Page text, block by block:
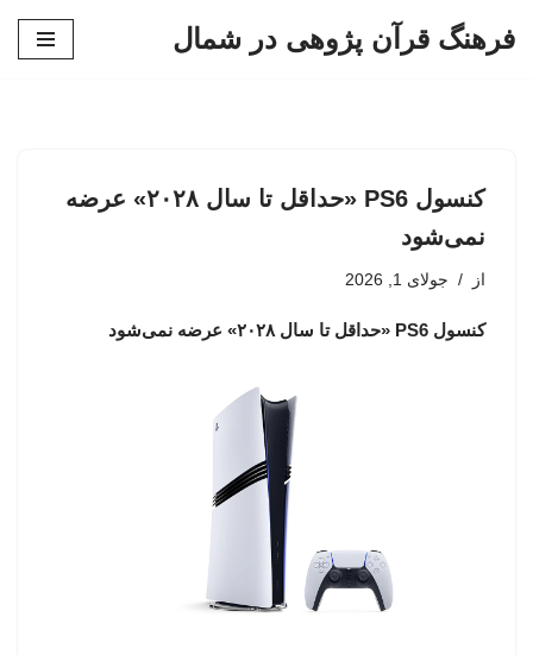
فرهنگ قرآن پژوهی در شمال
کنسول PS6 «حداقل تا سال ۲۰۲۸» عرضه
نمی‌شود
از جولای 1, 2026
کنسول PS6 «حداقل تا سال ۲۰۲۸» عرضه نمی‌شود